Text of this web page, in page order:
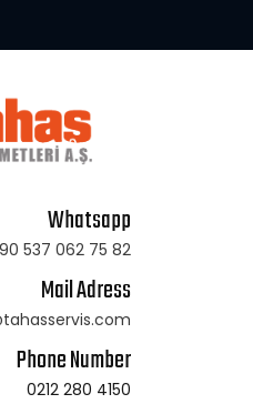
Whatsapp
537 062 75 82
Mail Adress
Phone Number
0212 280 4150